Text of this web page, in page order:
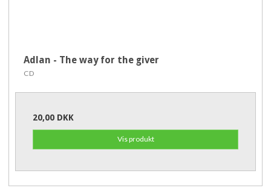
Adlan - The way for the giver
CD
20,00 DKK
Vis produkt